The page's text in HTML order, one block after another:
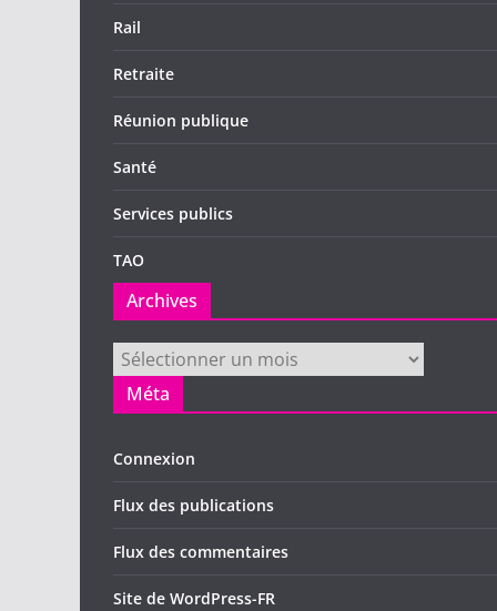
Rail
Retraite
Réunion publique
Santé
Services publics
TAO
Archives
Archives
Méta
Connexion
Flux des publications
Flux des commentaires
Site de WordPress-FR